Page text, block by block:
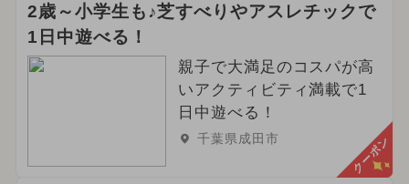
2歳～小学生も♪芝すべりやアスレチックで
1日中遊べる！
親子で大満足のコスパが高
いアクティビティ満載で1
日中遊べる！
千葉県成田市 クーポン